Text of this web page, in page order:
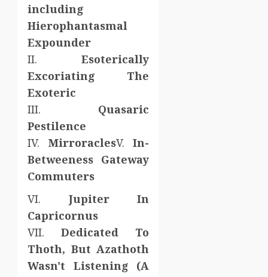
including
Hierophantasmal
Expounder
II.Esoterically
Excoriating The
Exoteric
III. Quasaric
Pestilence
IV. MirroraclesV.In-
Betweeness Gateway
Commuters
VI. Jupiter In
Capricornus
VII.Dedicated To
Thoth, But Azathoth
Wasn't Listening (A